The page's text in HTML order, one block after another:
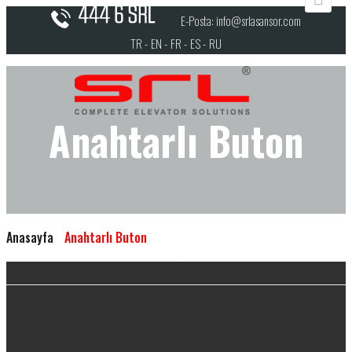
E-Posta: info@srlasansor.com
TR - EN - FR - ES - RU
Anahtarlı Buton
Anasayfa Anahtarlı Buton